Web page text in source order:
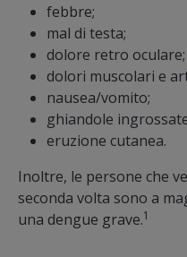
febbre;
mal di testa;
dolore retro oculare;
dolori muscolari e
nausea/vomito;
ghiandole
eruzione cutanea.
Inoltre, le persone che
seconda volta sono a
una dengue grave.1